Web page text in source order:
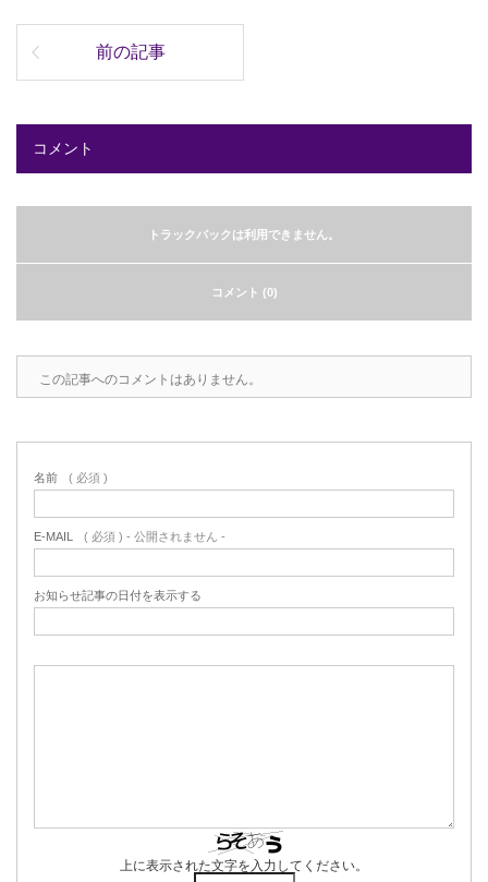
前の記事
コメント
トラックバックは利用できません。
コメント (0)
この記事へのコメントはありません。
名前 ( 必須 )
E-MAIL ( 必須 ) - 公開されません -
お知らせ記事の日付を表示する
上に表示された文字を入力してください。